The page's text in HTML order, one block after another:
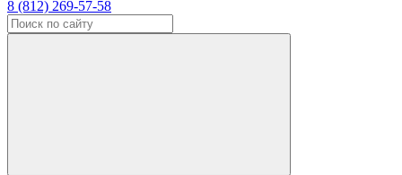
8 (812) 269-57-58